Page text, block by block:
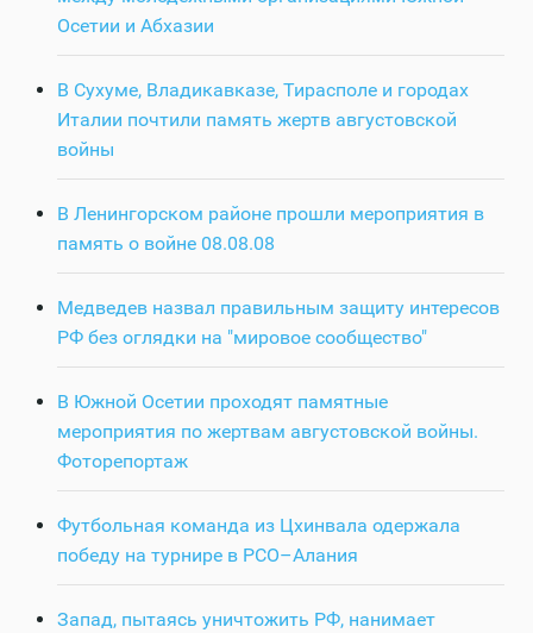
Осетии и Абхазии
В Сухуме, Владикавказе, Тирасполе и городах
Италии почтили память жертв августовской
войны
В Ленингорском районе прошли мероприятия в
память о войне 08.08.08
Медведев назвал правильным защиту интересов
РФ без оглядки на "мировое сообщество"
В Южной Осетии проходят памятные
мероприятия по жертвам августовской войны.
Фоторепортаж
Футбольная команда из Цхинвала одержала
победу на турнире в РСО–Алания
Запад, пытаясь уничтожить РФ, нанимает